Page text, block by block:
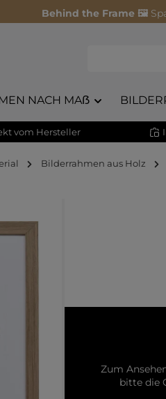
Behind the Frame 🖼️
NACH MAẞ
vom Hersteller
Bilderrahmen aus Holz
Zum
bitte die